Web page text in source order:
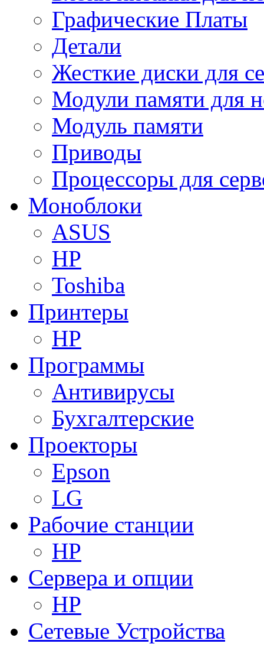
Графические Платы
Детали
Жесткие диски для
Модули памяти для
Модуль памяти
Приводы
Процессоры для
Моноблоки
ASUS
HP
Toshiba
Принтеры
HP
Программы
Антивирусы
Бухгалтерские
Проекторы
Epson
LG
Рабочие станции
HP
Сервера и опции
HP
Сетевые Устройства